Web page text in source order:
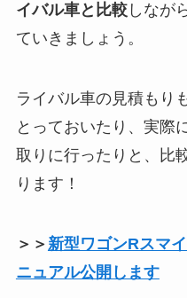
イバル車と比較しなが
ていきましょう。
ライバル車の見積もり
とっておいたり、実際
取りに行ったりと、比
ります！
＞＞ 新型ワゴンRスマ
ニュアル公開します